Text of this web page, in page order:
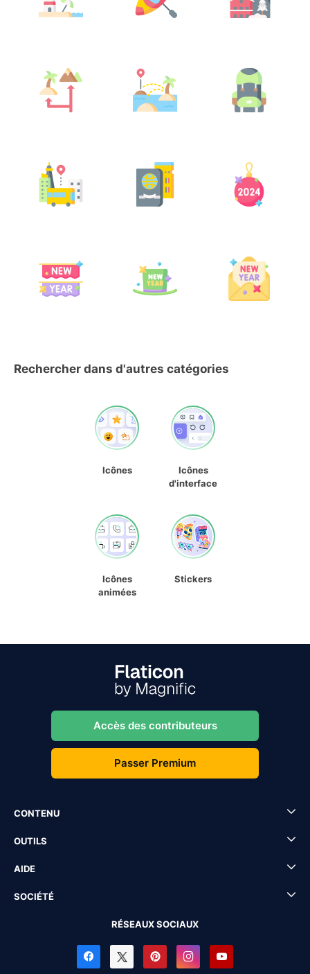
Rechercher dans d'autres catégories
Icônes
Icônes
d'interface
Icônes
animées
Stickers
Accès des contributeurs
Passer Premium
CONTENU
OUTILS
AIDE
SOCIÉTÉ
RÉSEAUX SOCIAUX